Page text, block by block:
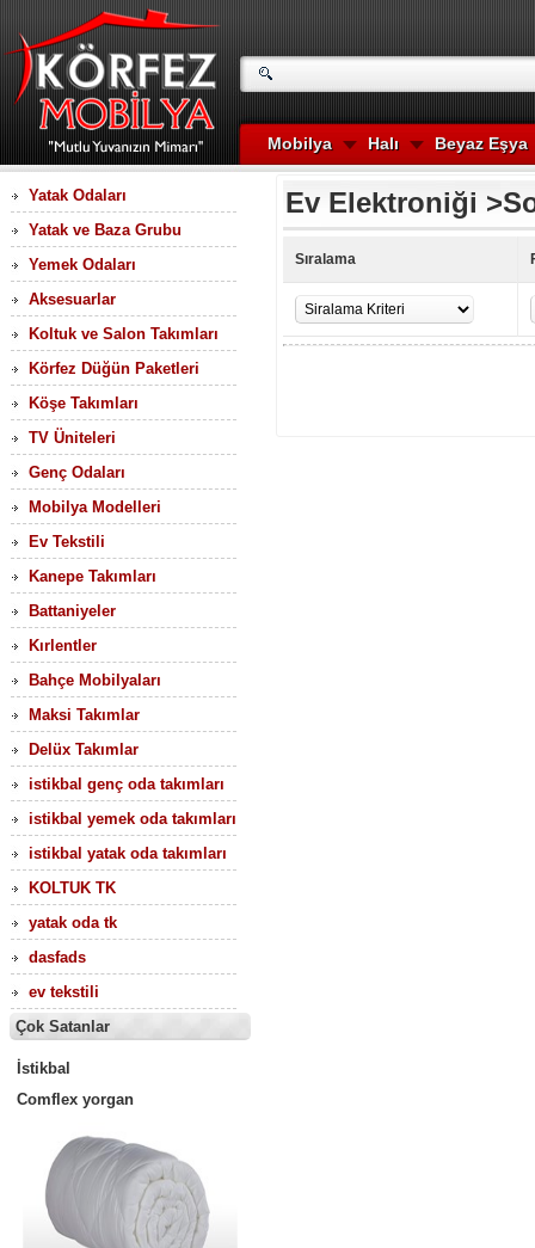
Mobilya Halı Beyaz Eşya
Yatak Odaları
Yatak ve Baza Grubu
Yemek Odaları
Aksesuarlar
Koltuk ve Salon Takımları
Körfez Düğün Paketleri
Köşe Takımları
TV Üniteleri
Genç Odaları
Mobilya Modelleri
Ev Tekstili
Kanepe Takımları
Battaniyeler
Kırlentler
Bahçe Mobilyaları
Maksi Takımlar
Delüx Takımlar
istikbal genç oda takımları
istikbal yemek oda takımları
istikbal yatak oda takımları
KOLTUK TK
yatak oda tk
dasfads
ev tekstili
Çok Satanlar
İstikbal
Comflex yorgan
Ev Elektroniği >
Sıralama